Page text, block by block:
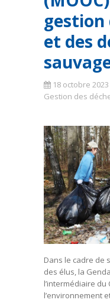
gestion
et des
18 octobre 2023
Gestion des
Dans le cadre de
des élus, la
l’intermédiaire
l’environnement